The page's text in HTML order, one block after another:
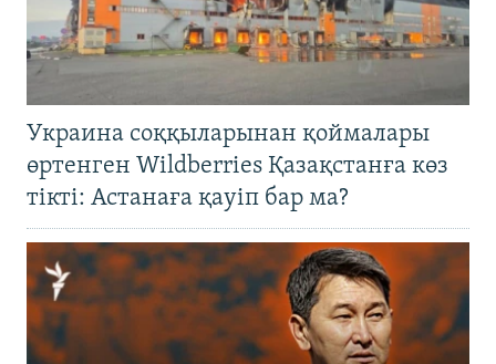
Украина соққыларынан қоймалары
өртенген Wildberries Қазақстанға көз
тікті: Астанаға қауіп бар ма?